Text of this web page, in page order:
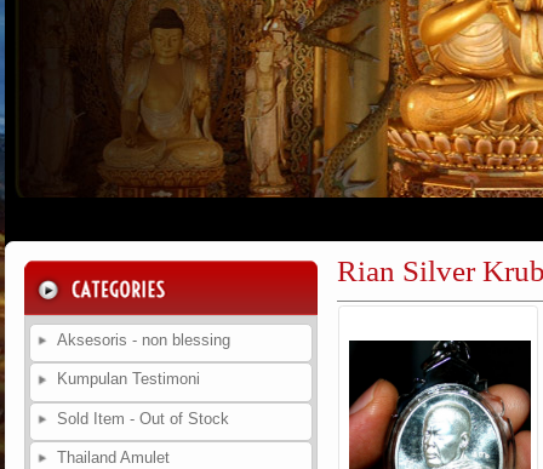
Aksesoris - non blessing
Kumpulan Testimoni
Sold Item - Out of Stock
Thailand Amulet
Rian Silver